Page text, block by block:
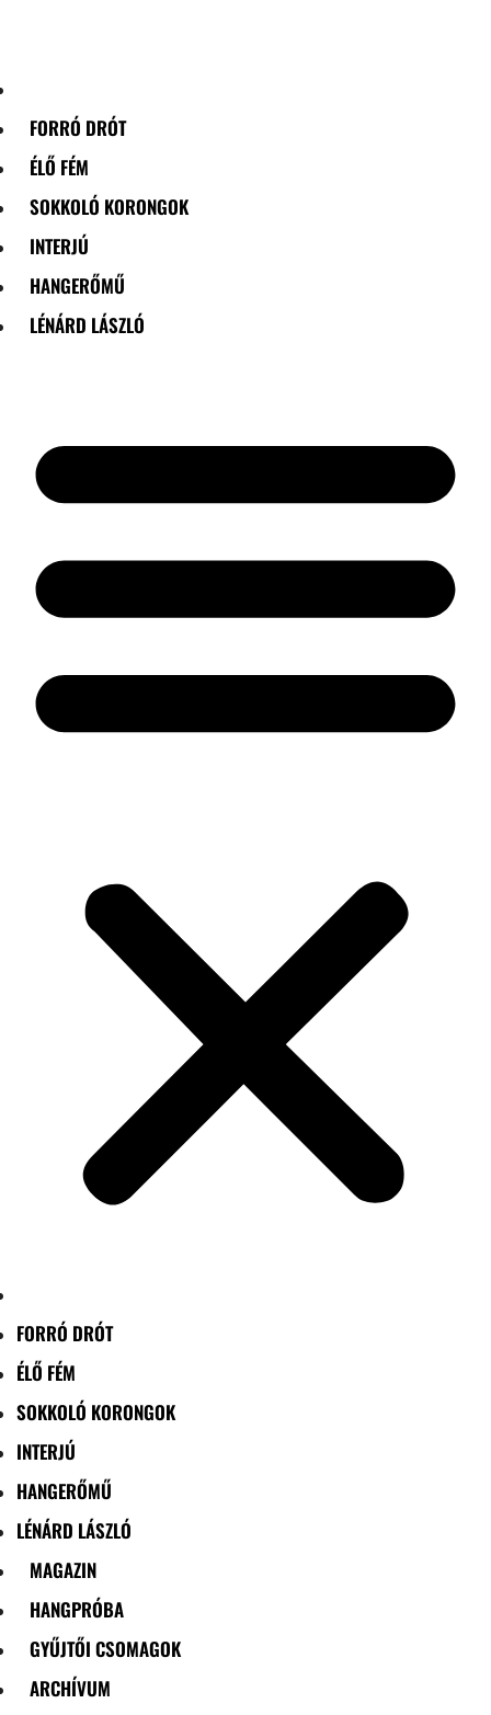
FORRÓ DRÓT
ÉLŐ FÉM
SOKKOLÓ KORONGOK
INTERJÚ
HANGERŐMŰ
LÉNÁRD LÁSZLÓ
FORRÓ DRÓT
ÉLŐ FÉM
SOKKOLÓ KORONGOK
INTERJÚ
HANGERŐMŰ
LÉNÁRD LÁSZLÓ
MAGAZIN
HANGPRÓBA
GYŰJTŐI CSOMAGOK
ARCHÍVUM